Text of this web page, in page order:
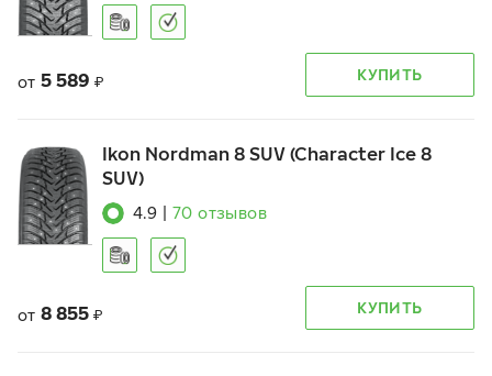
от 5 589 ₽ КУПИТЬ
Ikon Nordman 8 SUV (Character Ice 8
SUV)
4.9 70 отзывов
от 8 855 ₽ КУПИТЬ